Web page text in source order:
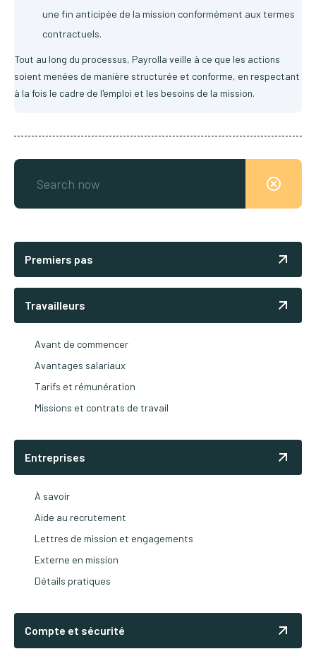
une fin anticipée de la mission conformément aux termes
contractuels.
Tout au long du processus, Payrolla veille à ce que les actions
soient menées de manière structurée et conforme, en respectant
à la fois le cadre de l'emploi et les besoins de la mission.
Premiers pas
Travailleurs
Avant de commencer
Avantages salariaux
Tarifs et rémunération
Missions et contrats de travail
Entreprises
À savoir
Aide au recrutement
Lettres de mission et engagements
Externe en mission
Détails pratiques
Compte et sécurité